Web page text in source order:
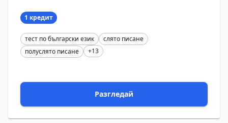
обхващат правилат?...
1 кредит
тест по български език
слято писане
полуслято писане
+13
Разгледай